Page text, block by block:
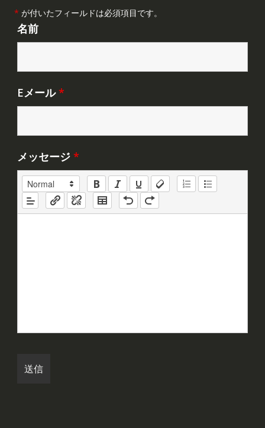
* が付いたフィールドは必須項目です。
名前
Eメール*
メッセージ *